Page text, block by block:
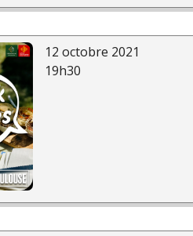
12 octobre 2021
19h30